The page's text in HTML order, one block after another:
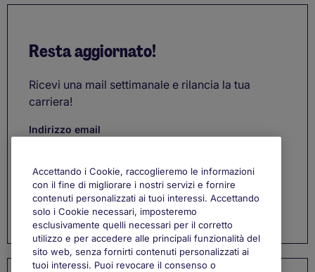
Resta aggiornato!
Ricevi una mail settimanale e rilancia la tua
carriera!
Indirizzo email
Accettando i Cookie, raccoglieremo le informazioni
con il fine di migliorare i nostri servizi e fornire
contenuti personalizzati ai tuoi interessi. Accettando
solo i Cookie necessari, imposteremo
esclusivamente quelli necessari per il corretto
utilizzo e per accedere alle principali funzionalità del
sito web, senza fornirti contenuti personalizzati ai
tuoi interessi. Puoi revocare il consenso o